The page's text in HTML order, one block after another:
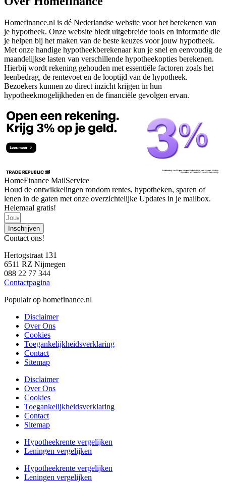
Homefinance.nl is dé Nederlandse website voor het berekenen van
je hypotheek. Onze website biedt uitgebreide tools en informatie die
je helpen bij het maken van de beste keuzes voor jouw hypotheek.
Met onze handige hypotheekberekenaar kun je snel en eenvoudig de
maandelijkse lasten van verschillende hypotheekopties berekenen.
Hierbij wordt rekening gehouden met essentiële factoren zoals het
leenbedrag, de rentevoet en de looptijd van de hypotheek.
Bezoekers kunnen zo direct inzicht krijgen in hun
hypotheekmogelijkheden en de financiële gevolgen ervan.
HomeFinance MailService
Houd de ontwikkelingen rondom rentes, hypotheken, sparen of
lenen in de gaten met onze overzichtelijke Updates in je mailbox.
Helemaal gratis!
Inschrijven
Contact ons!
Hertogstraat 131
6511 RZ Nijmegen
088 22 77 344
Contactpagina
Populair op homefinance.nl
Disclaimer
Over Ons
Cookies
Toegankelijkheidsverklaring
Contact
Sitemap
Disclaimer
Over Ons
Cookies
Toegankelijkheidsverklaring
Contact
Sitemap
Hypotheekrente vergelijken
Leningen vergelijken
Hypotheekrente vergelijken
Leningen vergelijken